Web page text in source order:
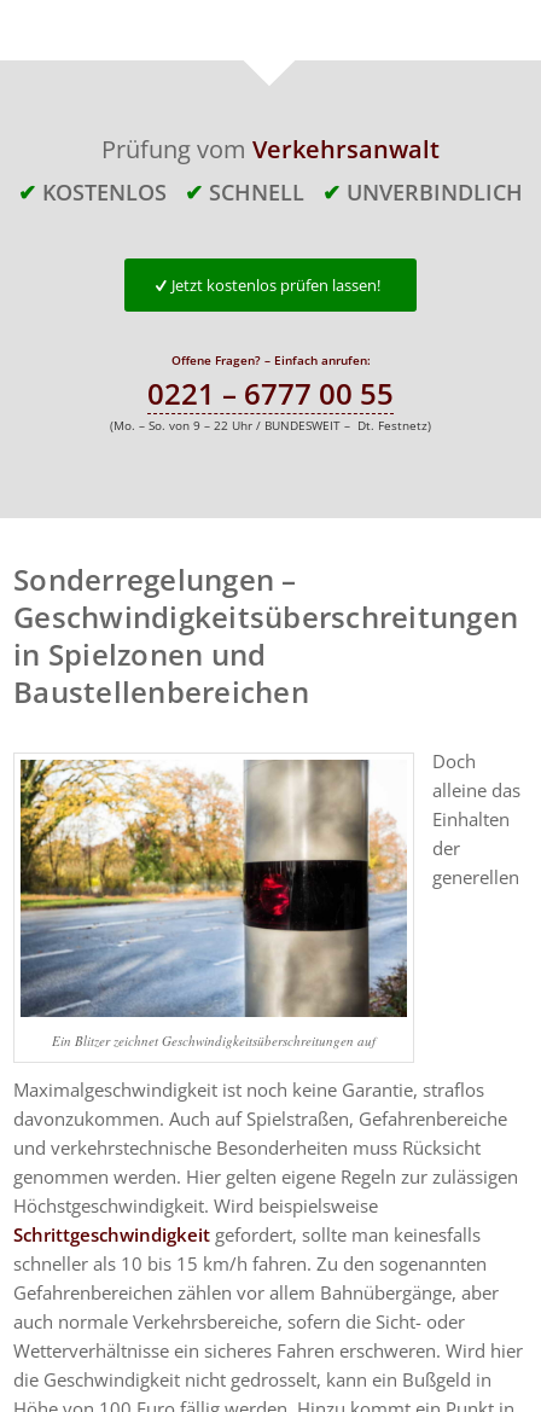
Prüfung vom Verkehrsanwalt
✔ KOSTENLOS ✔ SCHNELL ✔ UNVERBINDLICH
Jetzt kostenlos prüfen lassen!
Offene Fragen? – Einfach anrufen:
0221 – 6777 00 55
(Mo. – So. von 9 – 22 Uhr / BUNDESWEIT – Dt. Festnetz)
Sonderregelungen –
Geschwindigkeitsüberschreitungen
in Spielzonen und
Baustellenbereichen
Ein Blitzer zeichnet Geschwindigkeitsüberschreitungen auf
Doch
alleine das
Einhalten
der
generellen
Maximalgeschwindigkeit ist noch keine Garantie, straflos
davonzukommen. Auch auf Spielstraßen, Gefahrenbereiche
und verkehrstechnische Besonderheiten muss Rücksicht
genommen werden. Hier gelten eigene Regeln zur zulässigen
Höchstgeschwindigkeit. Wird beispielsweise
Schrittgeschwindigkeit gefordert, sollte man keinesfalls
schneller als 10 bis 15 km/h fahren. Zu den sogenannten
Gefahrenbereichen zählen vor allem Bahnübergänge, aber
auch normale Verkehrsbereiche, sofern die Sicht- oder
Wetterverhältnisse ein sicheres Fahren erschweren. Wird hier
die Geschwindigkeit nicht gedrosselt, kann ein Bußgeld in